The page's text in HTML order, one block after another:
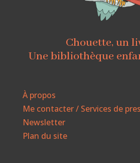
Chouette, un
Une bibliothèque
À propos
Me contacter / Services de
Newsletter
Plan du site